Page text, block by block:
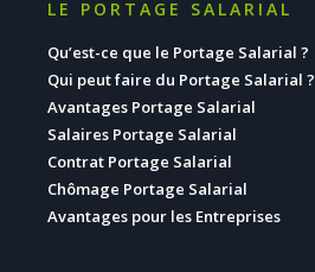
LE PORTAGE SALARIAL
Qu’est-ce que le Portage Salarial ?
Qui peut faire du Portage Salarial ?
Avantages Portage Salarial
Salaires Portage Salarial
Contrat Portage Salarial
Chômage Portage Salarial
Avantages pour les Entreprises